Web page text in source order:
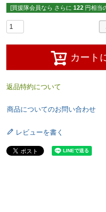
[買援隊会員なら さらに 122 円相当
カート
返品特約について
商品についてのお問い合わせ
レビューを書く